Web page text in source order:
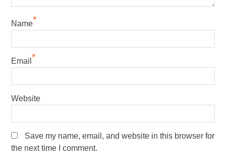
Name*
Email *
Website
Save my name, email, and website in this browser for
the next time I comment.